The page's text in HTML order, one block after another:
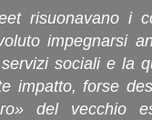
risuonavano i
impegnarsi
sociali e la
impatto, forse
del vecchio